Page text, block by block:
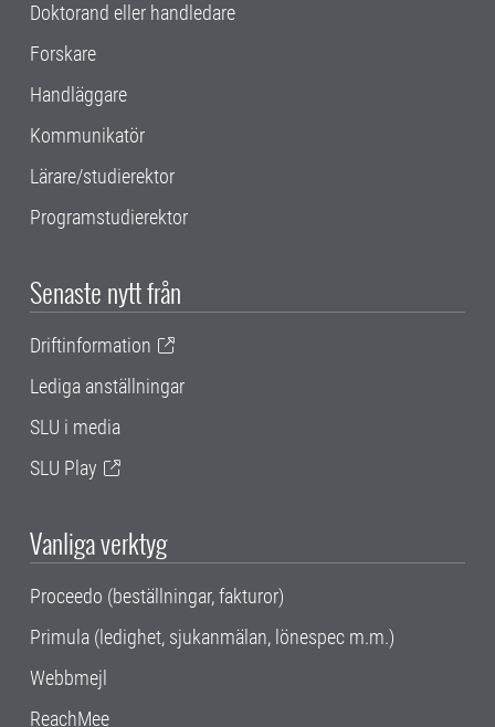
Doktorand eller handledare
Forskare
Handläggare
Kommunikatör
Lärare/studierektor
Programstudierektor
Senaste nytt från
Driftinformation
Lediga anställningar
SLU i media
SLU Play
Vanliga verktyg
Proceedo (beställningar, fakturor)
Primula (ledighet, sjukanmälan, lönespec m.m.)
Webbmejl
ReachMee